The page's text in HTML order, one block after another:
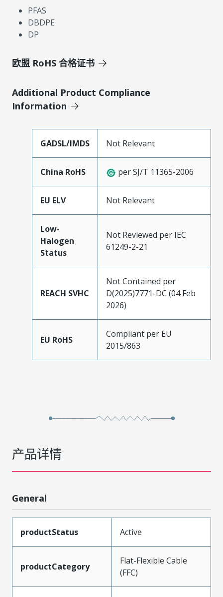
PFAS
DBDPE
DP
欧盟 RoHS 合格证书
Additional Product Compliance
Information
GADSL/IMDS Not Relevant
China RoHS per SJ/T 11365-2006
EU ELV Not Relevant
Low-
Halogen
Status
Not Reviewed per IEC
61249-2-21
REACH SVHC
Not Contained per
D(2025)7771-DC (04 Feb
2026)
EU RoHS
Compliant per EU
2015/863
产品详情
General
productStatus Active
productCategory
Flat-Flexible Cable
(FFC)